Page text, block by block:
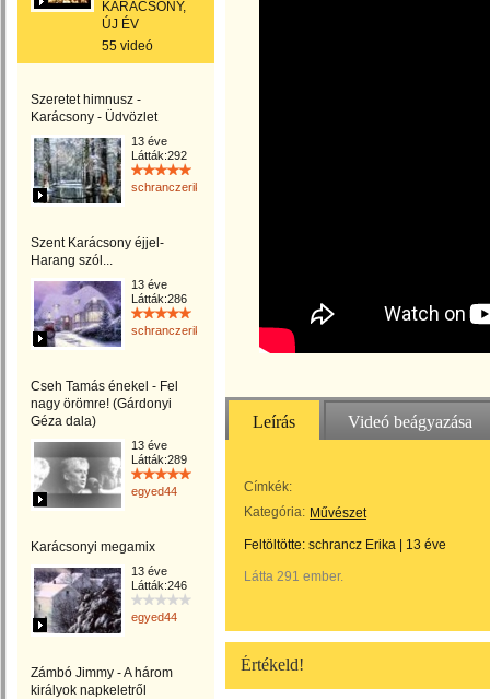
KARÁCSONY,
ÚJ ÉV
55 videó
Szeretet himnusz -
Karácsony - Üdvözlet
13 éve
Látták:292
schranczerika
Szent Karácsony éjjel-
Harang szól...
13 éve
Látták:286
schranczerika
Cseh Tamás énekel - Fel
nagy örömre! (Gárdonyi
Géza dala)
13 éve
Látták:289
egyed44
Karácsonyi megamix
13 éve
Látták:246
egyed44
Zámbó Jimmy - A három
királyok napkeletről
Leírás Videó beágyazása
Címkék:
Kategória: Művészet
Feltöltötte: schrancz Erika 13 éve
Látta 291 ember.
Értékeld!